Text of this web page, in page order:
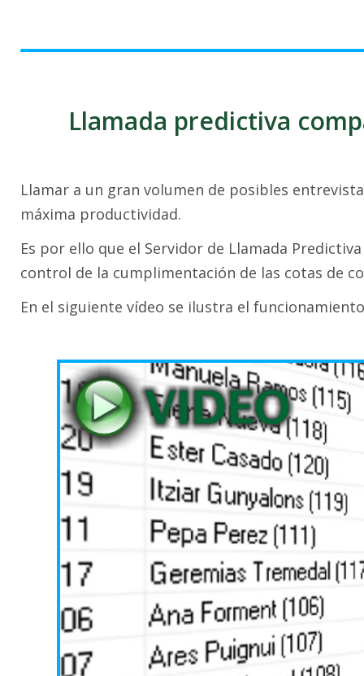
Llamada predictiva
Llamar a un gran volumen de posibles
máxima productividad.
Es por ello que el Servidor de Llamada
control de la cumplimentación de las cotas de
En el siguiente vídeo se ilustra el